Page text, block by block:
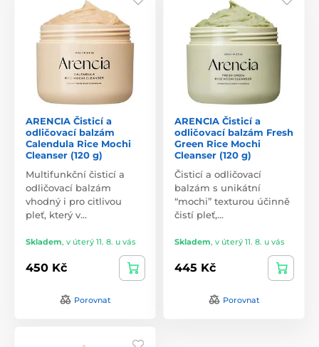
ARENCIA Čisticí a
odličovací balzám
Calendula Rice Mochi
Cleanser (120 g)
Multifunkční čisticí a
odličovací balzám
vhodný i pro citlivou
pleť, který v…
Skladem, v úterý 11. 8. u vás
450 Kč
Porovnat
ARENCIA Čisticí a
odličovací balzám Fresh
Green Rice Mochi
Cleanser (120 g)
Čisticí a odličovací
balzám s unikátní
“mochi” texturou účinně
čistí pleť,…
Skladem, v úterý 11. 8. u vás
445 Kč
Porovnat